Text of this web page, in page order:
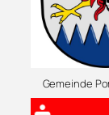
Gemeinde